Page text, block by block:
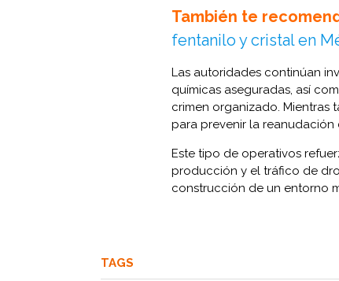
También te
fentanilo y cristal en
Las autoridades continúan
químicas aseguradas, así
crimen organizado. Mientras
para prevenir la reanudación
Este tipo de operativos
producción y el tráfico de
construcción de un entorno
TAGS